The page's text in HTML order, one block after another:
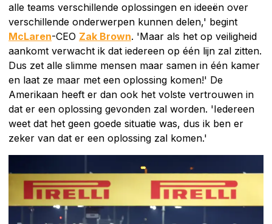
alle teams verschillende oplossingen en ideeën over
verschillende onderwerpen kunnen delen,' begint
McLaren-CEO Zak Brown. 'Maar als het op veiligheid
aankomt verwacht ik dat iedereen op één lijn zal zitten.
Dus zet alle slimme mensen maar samen in één kamer
en laat ze maar met een oplossing komen!' De
Amerikaan heeft er dan ook het volste vertrouwen in
dat er een oplossing gevonden zal worden. 'Iedereen
weet dat het geen goede situatie was, dus ik ben er
zeker van dat er een oplossing zal komen.'